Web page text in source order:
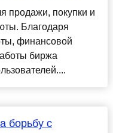
продажи, покупки и
Благодаря
финансовой
биржа
борьбу с